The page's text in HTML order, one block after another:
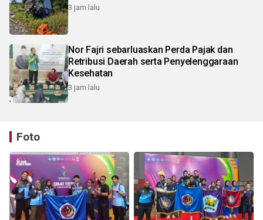
3 jam lalu
Nor Fajri sebarluaskan Perda Pajak dan
Retribusi Daerah serta Penyelenggaraan
Kesehatan
3 jam lalu
Foto